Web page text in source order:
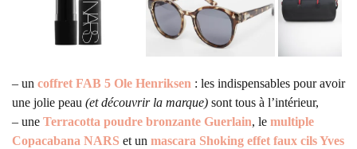
– un coffret FAB 5 Ole Henriksen : les indispensables pour avoir
une jolie peau (et découvrir la marque) sont tous à l’intérieur,
– une Terracotta poudre bronzante Guerlain, le multiple
Copacabana NARS et un mascara Shoking effet faux cils Yves